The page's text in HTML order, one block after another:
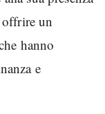
un
hanno
e